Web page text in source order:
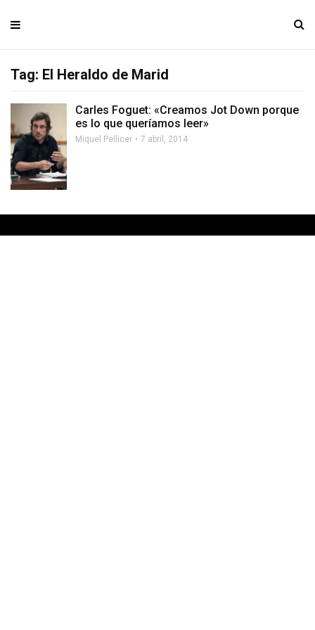
Tag: El Heraldo de Marid
Carles Foguet: «Creamos Jot Down porque
es lo que queríamos leer»
Miquel Pellicer 7 abril, 2014